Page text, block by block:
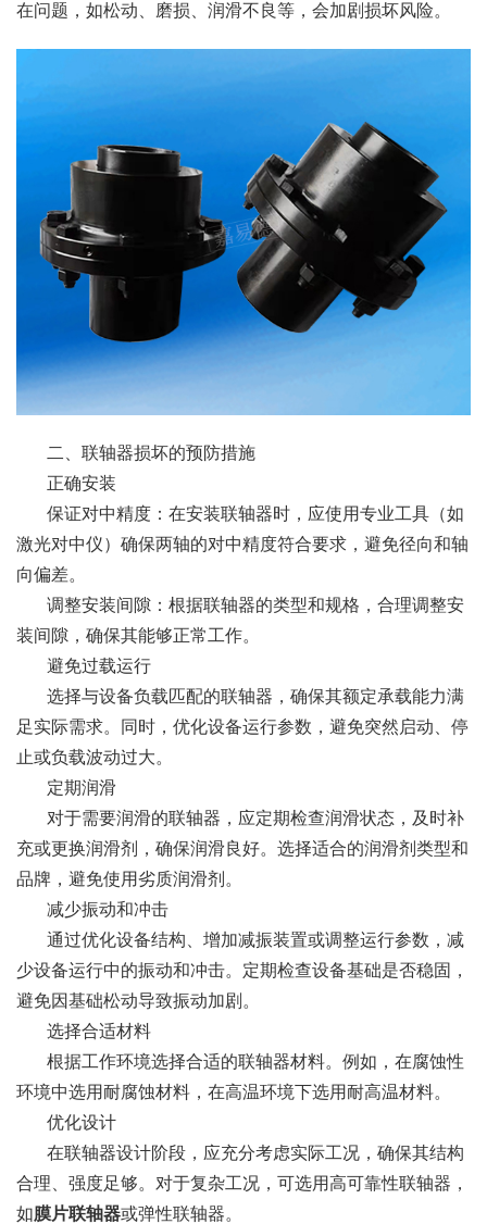
在问题，如松动、磨损、润滑不良等，会加剧损坏风险。
二、联轴器损坏的预防措施
正确安装
保证对中精度：在安装联轴器时，应使用专业工具（如
激光对中仪）确保两轴的对中精度符合要求，避免径向和轴
向偏差。
调整安装间隙：根据联轴器的类型和规格，合理调整安
装间隙，确保其能够正常工作。
避免过载运行
选择与设备负载匹配的联轴器，确保其额定承载能力满
足实际需求。同时，优化设备运行参数，避免突然启动、停
止或负载波动过大。
定期润滑
对于需要润滑的联轴器，应定期检查润滑状态，及时补
充或更换润滑剂，确保润滑良好。选择适合的润滑剂类型和
品牌，避免使用劣质润滑剂。
减少振动和冲击
通过优化设备结构、增加减振装置或调整运行参数，减
少设备运行中的振动和冲击。定期检查设备基础是否稳固，
避免因基础松动导致振动加剧。
选择合适材料
根据工作环境选择合适的联轴器材料。例如，在腐蚀性
环境中选用耐腐蚀材料，在高温环境下选用耐高温材料。
优化设计
在联轴器设计阶段，应充分考虑实际工况，确保其结构
合理、强度足够。对于复杂工况，可选用高可靠性联轴器，
如膜片联轴器或弹性联轴器。